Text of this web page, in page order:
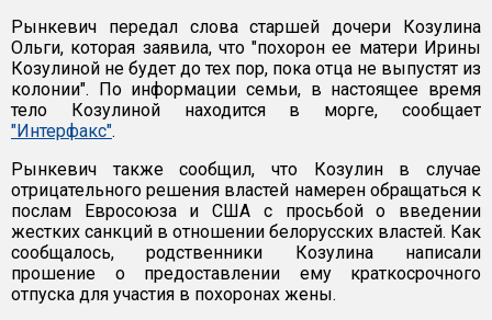
Рынкевич передал слова старшей дочери Козулина
Ольги, которая заявила, что "похорон ее матери Ирины
Козулиной не будет до тех пор, пока отца не выпустят из
колонии". По информации семьи, в настоящее время
тело Козулиной находится в морге, сообщает
"Интерфакс".
Рынкевич также сообщил, что Козулин в случае
отрицательного решения властей намерен обращаться к
послам Евросоюза и США с просьбой о введении
жестких санкций в отношении белорусских властей. Как
сообщалось, родственники Козулина написали
прошение о предоставлении ему краткосрочного
отпуска для участия в похоронах жены.